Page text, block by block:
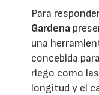
Para
Gardena
una
concebida
riego como
longitud y el